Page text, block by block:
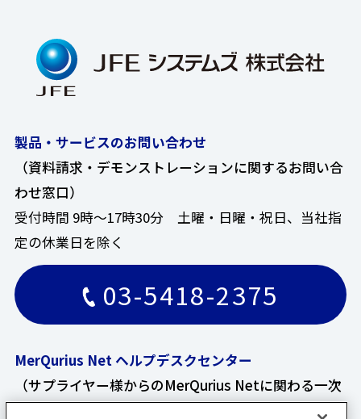
製品・サービスのお問い合わせ
（資料請求・デモンストレーションに関するお問い合
わせ窓口）
受付時間 9時～17時30分 土曜・日曜・祝日、当社指
定の休業日を除く
03-5418-2375
MerQurius Net ヘルプデスクセンター
（サプライヤー様からのMerQurius Netに関わる一次